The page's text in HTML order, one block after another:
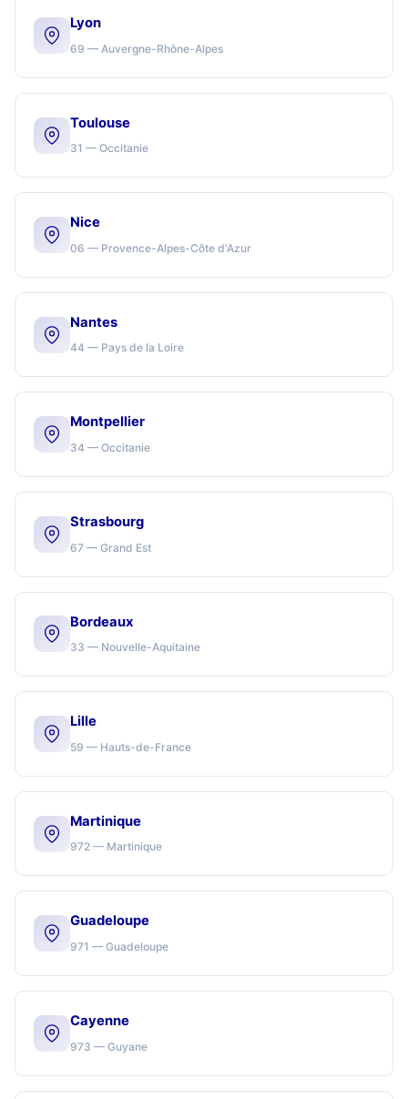
Lyon
69 — Auvergne-Rhône-Alpes
Toulouse
31 — Occitanie
Nice
06 — Provence-Alpes-Côte d'Azur
Nantes
44 — Pays de la Loire
Montpellier
34 — Occitanie
Strasbourg
67 — Grand Est
Bordeaux
33 — Nouvelle-Aquitaine
Lille
59 — Hauts-de-France
Martinique
972 — Martinique
Guadeloupe
971 — Guadeloupe
Cayenne
973 — Guyane